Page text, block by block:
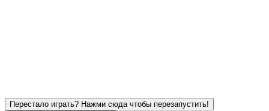
Перестало играть? Нажми сюда чтобы перезапустить!